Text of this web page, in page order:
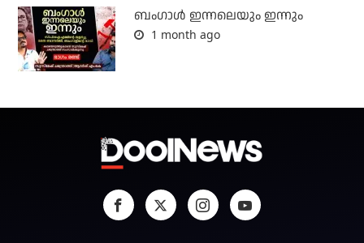
ബംഗാള്‍ ഇന്നലെയും ഇന്നും
1 month ago